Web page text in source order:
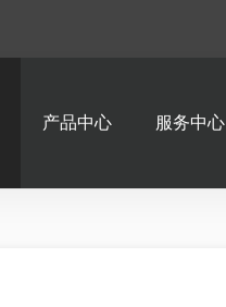
产品中心 服务中心